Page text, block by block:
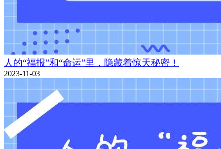
人的“福报”和“命运”里，隐藏着惊天秘密！
2023-11-03